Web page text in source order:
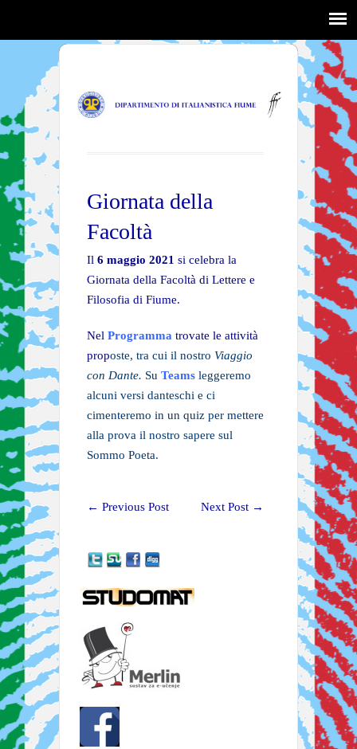
Giornata della
Facoltà
Il 6 maggio 2021 si celebra la
Giornata della Facoltà di Lettere e
Filosofia di Fiume.
Nel Programma trovate le attività
proposte, tra cui il nostro Viaggio
con Dante. Su Teams leggeremo
alcuni versi danteschi e ci
cimenteremo in un quiz per mettere
alla prova il nostro sapere sul
Sommo Poeta.
← Previous Post Next Post →